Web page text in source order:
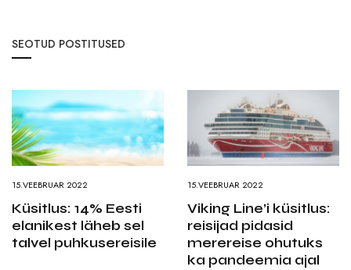
SEOTUD POSTITUSED
15.VEEBRUAR 2022
Küsitlus: 14% Eesti
elanikest läheb sel
talvel puhkusereisile
15.VEEBRUAR 2022
Viking Line’i küsitlus:
reisijad pidasid
merereise ohutuks
ka pandeemia ajal